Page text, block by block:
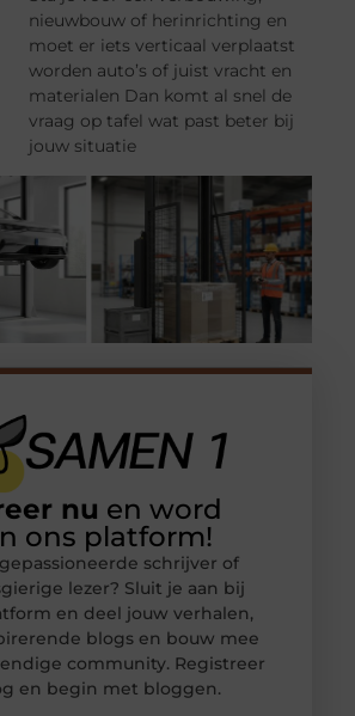
nieuwbouw of herinrichting en
moet er iets verticaal verplaatst
worden auto’s of juist vracht en
materialen Dan komt al snel de
vraag op tafel wat past beter bij
jouw situatie
nu en word
ons platform!
schrijver of
lezer? Sluit je aan bij
en deel jouw verhalen,
blogs en bouw mee
community. Registreer
en begin met bloggen.